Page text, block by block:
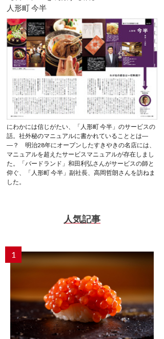
人形町 今半
にわかには信じがたい、「人形町 今半」のサービスの
話。社外秘のマニュアルに書かれていることとは―
―？ 明治28年にオープンしたすきやきの名店には、
マニュアルを超えたサービスマニュアルが存在しまし
た。「バードランド」和田利弘さんがサービスの師と
仰ぐ、「人形町 今半」副社長、高岡哲朗さんを訪ねま
した。
人気記事
1